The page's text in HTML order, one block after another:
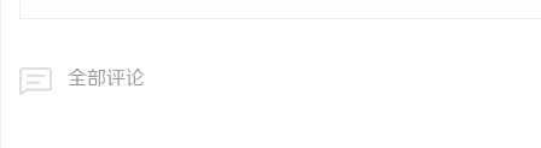
全部评论